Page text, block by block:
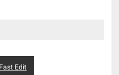
Edit